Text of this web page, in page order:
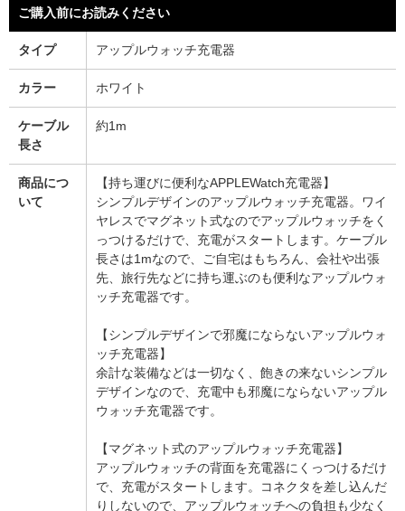
ご購入前にお読みください
タイプ アップルウォッチ充電器
カラー ホワイト
ケーブル
長さ
約1m
商品につ
いて
【持ち運びに便利なAPPLEWatch充電器】
シンプルデザインのアップルウォッチ充電器。ワイ
ヤレスでマグネット式なのでアップルウォッチをく
っつけるだけで、充電がスタートします。ケーブル
長さは1mなので、ご自宅はもちろん、会社や出張
先、旅行先などに持ち運ぶのも便利なアップルウォ
ッチ充電器です。
【シンプルデザインで邪魔にならないアップルウォ
ッチ充電器】
余計な装備などは一切なく、飽きの来ないシンプル
デザインなので、充電中も邪魔にならないアップル
ウォッチ充電器です。
【マグネット式のアップルウォッチ充電器】
アップルウォッチの背面を充電器にくっつけるだけ
で、充電がスタートします。コネクタを差し込んだ
りしないので、アップルウォッチへの負担も少なく